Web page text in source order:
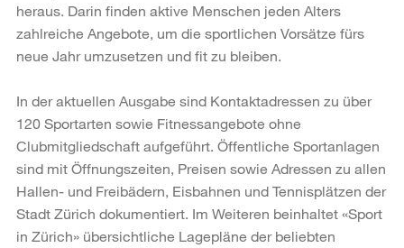
heraus. Darin finden aktive Menschen jeden Alters
zahlreiche Angebote, um die sportlichen Vorsätze fürs
neue Jahr umzusetzen und fit zu bleiben.
In der aktuellen Ausgabe sind Kontaktadressen zu über
120 Sportarten sowie Fitnessangebote ohne
Clubmitgliedschaft aufgeführt. Öffentliche Sportanlagen
sind mit Öffnungszeiten, Preisen sowie Adressen zu allen
Hallen- und Freibädern, Eisbahnen und Tennisplätzen der
Stadt Zürich dokumentiert. Im Weiteren beinhaltet «Sport
in Zürich» übersichtliche Lagepläne der beliebten